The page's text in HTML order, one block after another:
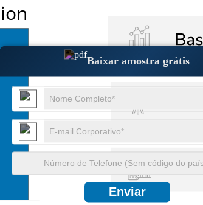
Baixar amostra grátis
Enviar